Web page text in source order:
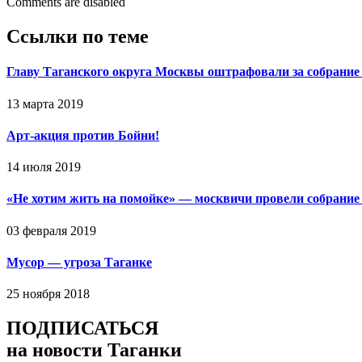
Ссылки по теме
Главу Таганского округа Москвы оштрафовали за
13 марта 2019
Арт-акция против Бойни!
14 июля 2019
«Не хотим жить на помойке» — москвичи провели
03 февраля 2019
Мусор — угроза Таганке
25 ноября 2018
ПОДПИСАТЬСЯ
на новости Таганки